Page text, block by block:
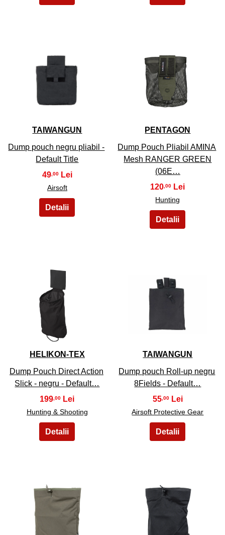
TAIWANGUN
Dump pouch negru pliabil -
Default Title
49,00
Airsoft
PENTAGON
Dump Pouch Pliabil AMINA
Mesh RANGER GREEN
(06E…
120 ,00
Hunting
HELIKON-TEX
Dump Pouch Direct Action
Slick - negru - Default…
199 ,00
Hunting & Shooting
TAIWANGUN
Dump pouch Roll-up negru
8Fields - Default…
55,00
Airsoft Protective Gear